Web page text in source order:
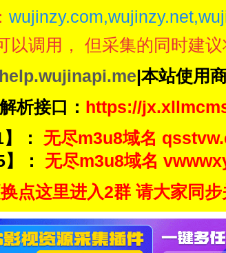
调用， 但采集的同时建
|本站使用
析接口： https://
：
无尽m3u8域名
：
无尽m3u8域名
点这里进入2群 请大家同